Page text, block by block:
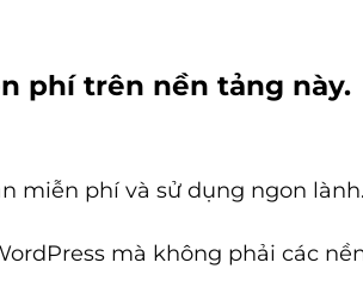
phí trên nền tảng này.
miễn phí và sử dụng ngon lành.
mà không phải các